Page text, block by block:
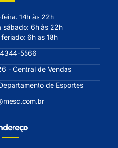
14h às 22h
sábado: 6h às 22h
6h às 18h
4344-5566
- Central de Vendas
de Esportes